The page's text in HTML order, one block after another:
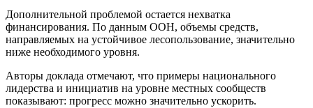
Дополнительной проблемой остается нехватка
финансирования. По данным ООН, объемы средств,
направляемых на устойчивое лесопользование, значительно
ниже необходимого уровня.
Авторы доклада отмечают, что примеры национального
лидерства и инициатив на уровне местных сообществ
показывают: прогресс можно значительно ускорить.